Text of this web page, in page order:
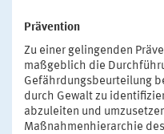
Prävention
Zu einer gelingenden
maßgeblich die
Gefährdungsbeurteilung
durch Gewalt zu
abzuleiten und
Maßnahmenhierarchie